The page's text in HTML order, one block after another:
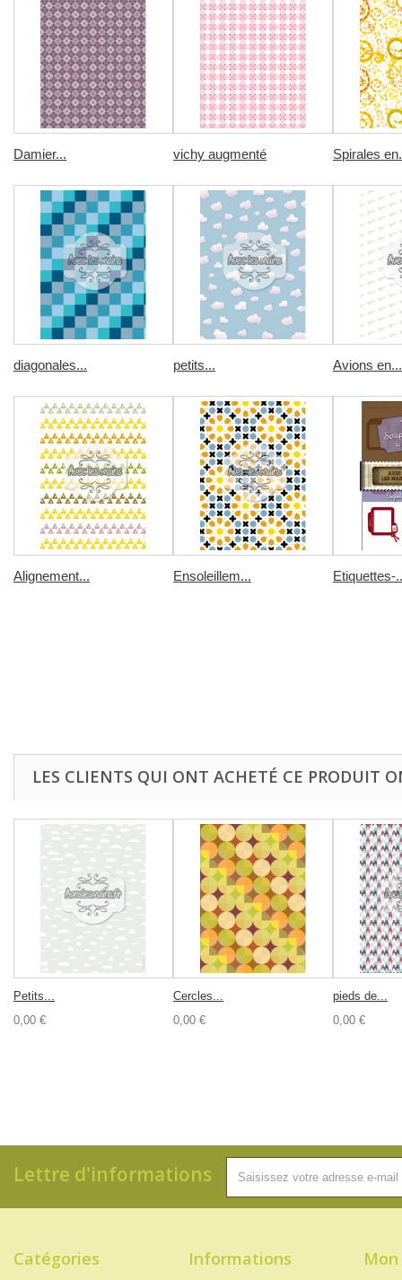
Damier... vichy augmenté Spirales
diagonales... petits... Avions en...
Alignement... Ensoleillem... Etiquettes-
LES CLIENTS QUI ONT ACHETÉ CE PRODUIT
Petits...
0,00 €
Cercles...
0,00 €
pieds de...
0,00 €
Lettre d'informations
Catégories Informations